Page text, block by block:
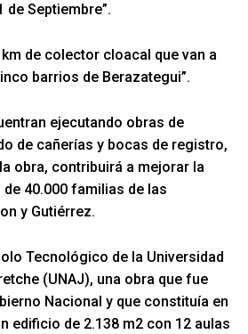
de Septiembre”.
de colector cloacal que van a
barrios de Berazategui”.
ejecutando obras de
de cañerías y bocas de registro,
obra, contribuirá a mejorar la
40.000 familias de las
y Gutiérrez.
Tecnológico de la Universidad
(UNAJ), una obra que fue
Nacional y que constituía en
edificio de 2.138 m2 con 12 aulas